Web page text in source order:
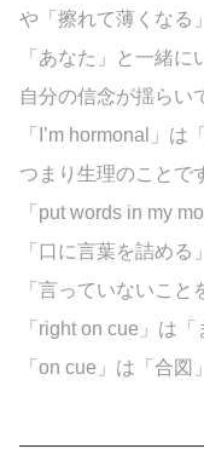
や「擦れて薄くなる
「あなた」と一緒に
自分の信念が揺らい
「I’m hormonal」は
つまり生理のことで
「put words in my
「口に言葉を詰める
「言っていないこと
「right on cue」は
「on cue」は「合図